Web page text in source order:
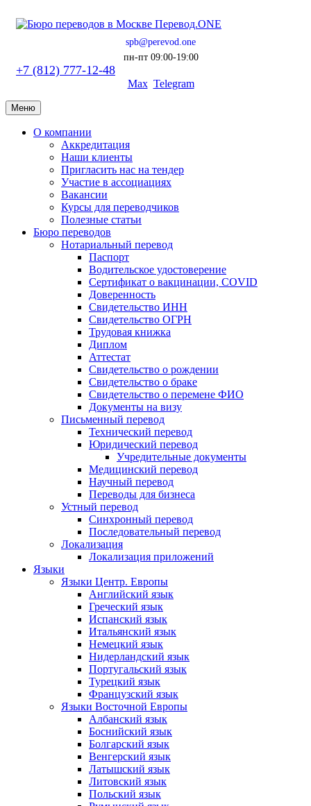
spb@perevod.one
пн-пт 09:00-19:00
+7 (812) 777-12-48
Max Telegram
Меню
О компании
Аккредитация
Наши клиенты
Пригласить нас на тендер
Участие в ассоциациях
Вакансии
Курсы для переводчиков
Полезные статьи
Бюро переводов
Нотариальный перевод
Паспорт
Водительское удостоверение
Сертификат о вакцинации, COVID
Доверенность
Свидетельство ИНН
Свидетельство ОГРН
Трудовая книжка
Диплом
Аттестат
Свидетельство о рождении
Свидетельство о браке
Свидетельство о перемене ФИО
Документы на визу
Письменный перевод
Технический перевод
Юридический перевод
Учредительные документы
Медицинский перевод
Научный перевод
Переводы для бизнеса
Устный перевод
Синхронный перевод
Последовательный перевод
Локализация
Локализация приложений
Языки
Языки Центр. Европы
Английский язык
Греческий язык
Испанский язык
Итальянский язык
Немецкий язык
Нидерландский язык
Португальский язык
Турецкий язык
Французский язык
Языки Восточной Европы
Албанский язык
Боснийский язык
Болгарский язык
Венгерский язык
Латышский язык
Литовский язык
Польский язык